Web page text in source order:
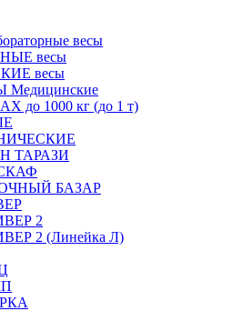
весы
весы
весы
до 1000 кг (до 1 т)
ТАРАЗИ
БАЗАР
2
2 (Линейка Л)